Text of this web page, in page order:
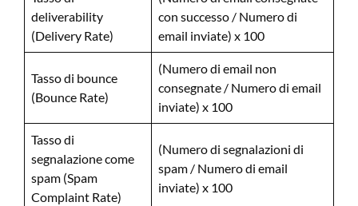
deliverability
(Delivery Rate)
con successo / Numero di
email inviate) x 100
Tasso di bounce
(Bounce Rate)
(Numero di email non
consegnate / Numero di email
inviate) x 100
Tasso di
segnalazione come
spam (Spam
Complaint Rate)
(Numero di segnalazioni di
spam / Numero di email
inviate) x 100